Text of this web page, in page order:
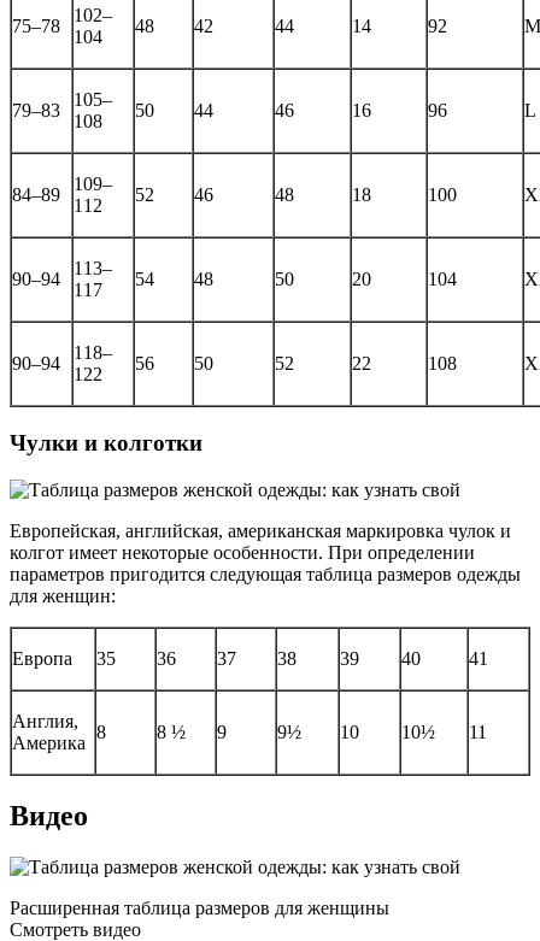
75–78
102–
104
48 42 44 14 92 M
79–83
105–
108
50 44 46 16 96 L
84–89
109–
112
52 46 48 18 100
90–94
113–
117
54 48 50 20 104
90–94
118–
122
56 50 52 22 108
Чулки и колготки
Европейская, английская, американская маркировка чулок и
колгот имеет некоторые особенности. При определении
параметров пригодится следующая таблица размеров одежды
для женщин:
Европа 35 36 37 38 39 40 41
Англия,
Америка
8 8 ½ 9 9½ 10 10½ 11
Видео
Расширенная таблица размеров для женщины
Смотреть видео